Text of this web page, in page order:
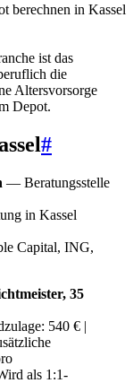
ist das
die
Altersvorsorge
Depot.
#
— Beratungsstelle
in Kassel
Capital, ING,
35
540 € |
als 1:1-